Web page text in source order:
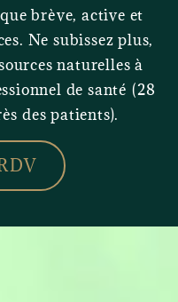
brève, active et
Ne subissez plus,
naturelles à
de santé (28
des patients).